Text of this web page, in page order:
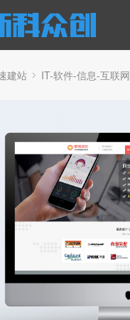
建站 IT-软件-信息-互联网